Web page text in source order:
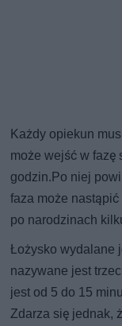
Każdy opiekun
może wejść w fazę
godzin.Po niej
faza może
po narodzinach
Łożysko wydalane
nazywane jest
jest od 5 do 15
Zdarza się jednak,